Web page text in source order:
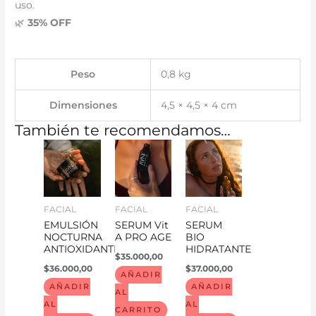
uso.
🌿35% OFF
Peso 0,8 kg
Dimensiones 4,5 × 4,5 × 4 cm
También te recomendamos…
FACIAL
EMULSIÓN
NOCTURNA
ANTIOXIDANTE
$36.000,00
AÑADIR
AL
FACIAL
SERUM Vit
A PRO AGE
$35.000,00
AÑADIR
AL
CARRITO
FACIAL
SERUM
BIO
HIDRATANTE
$37.000,00
AÑADIR
AL